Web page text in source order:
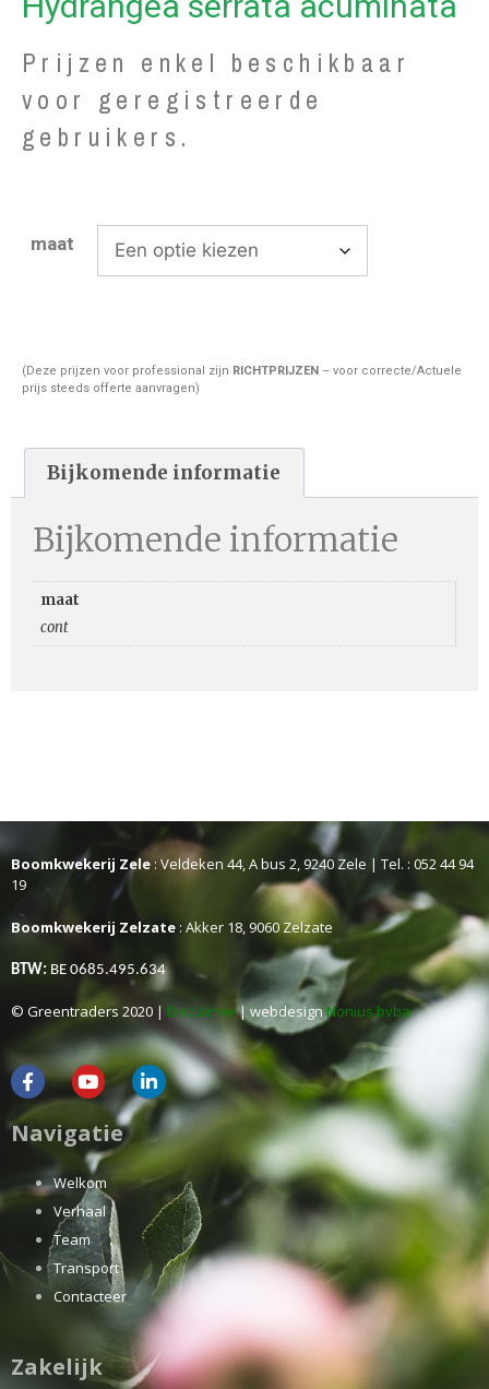
Prijzen enkel beschikbaar
voor geregistreerde
gebruikers.
maat
(Deze prijzen voor professional zijn RICHTPRIJZEN – voor correcte/Actuele
prijs steeds offerte aanvragen)
Bijkomende informatie
Bijkomende informatie
maat
cont
Boomkwekerij Zele: Veldeken 44, A bus 2, 9240 Zele | Tel. : 052 44 94
19
Boomkwekerij Zelzate : Akker 18, 9060 Zelzate
BTW: BE 0685.495.634
© Greentraders 2020 | Disclaimer| webdesignNonius bvba
Navigatie
Welkom
Verhaal
Team
Transport
Contacteer
Zakelijk